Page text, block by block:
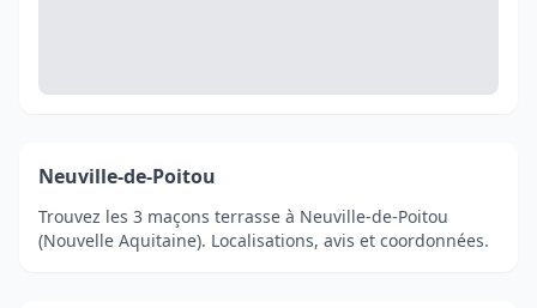
Neuville-de-Poitou
Trouvez les 3 maçons terrasse à Neuville-de-Poitou
(Nouvelle Aquitaine). Localisations, avis et coordonnées.